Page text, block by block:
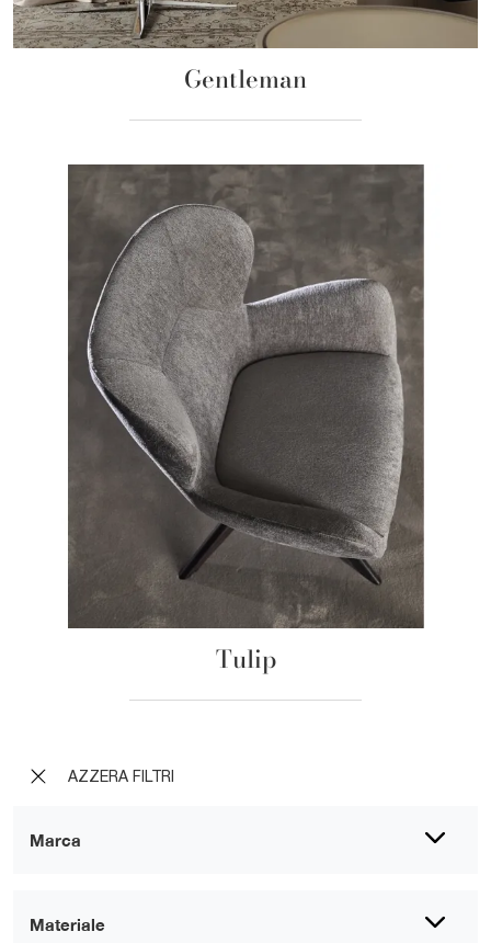
AZZERA FILTRI
Marca
Materiale
Gentleman
Tulip